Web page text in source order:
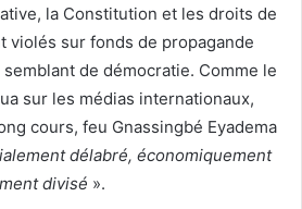
la Constitution et les droits de
violés sur fonds de propagande
de démocratie. Comme le
sur les médias internationaux,
cours, feu Gnassingbé Eyadema
délabré, économiquement
divisé ».